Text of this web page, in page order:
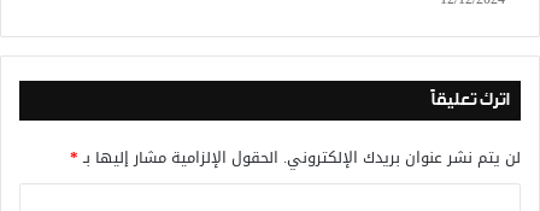
اترك تعليقاً
لن يتم نشر عنوان بريدك الإلكتروني. الحقول الإلزامية مشار إليها بـ*